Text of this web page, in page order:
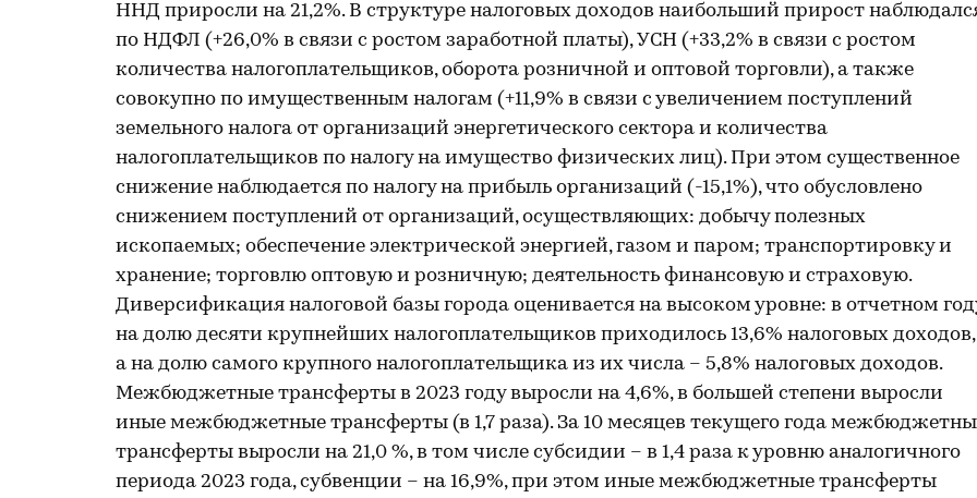
ННД приросли на 21,2%. В структуре налоговых доходов наибольший прирост
по НДФЛ (+26,0% в связи с ростом заработной платы), УСН (+33,2% в связи с ростом
количества налогоплательщиков, оборота розничной и оптовой торговли), а также
совокупно по имущественным налогам (+11,9% в связи с увеличением поступлений
земельного налога от организаций энергетического сектора и количества
налогоплательщиков по налогу на имущество физических лиц). При этом существенное
снижение наблюдается по налогу на прибыль организаций (-15,1%), что обусловлено
снижением поступлений от организаций, осуществляющих: добычу полезных
ископаемых; обеспечение электрической энергией, газом и паром; транспортировку и
хранение; торговлю оптовую и розничную; деятельность финансовую и страховую.
Диверсификация налоговой базы города оценивается на высоком уровне: в отчетном
на долю десяти крупнейших налогоплательщиков приходилось 13,6% налоговых доходов,
а на долю самого крупного налогоплательщика из их числа – 5,8% налоговых доходов.
Межбюджетные трансферты в 2023 году выросли на 4,6%, в большей степени выросли
иные межбюджетные трансферты (в 1,7 раза). За 10 месяцев текущего года
трансферты выросли на 21,0 %, в том числе субсидии – в 1,4 раза к уровню аналогичного
периода 2023 года, субвенции – на 16,9%, при этом иные межбюджетные трансферты